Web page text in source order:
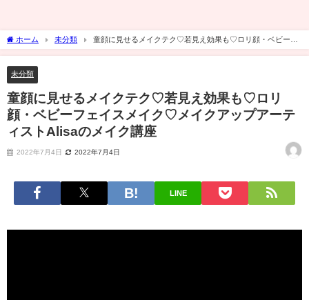
ホーム 未分類
童顔に見せるメイクテク♡若見え効果も♡ロリ顔・ベビーフ
ェイスメイク♡メイクアップアーティストAlisaのメイク講座
未分類
童顔に見せるメイクテク♡若見え効果も♡ロリ
顔・ベビーフェイスメイク♡メイクアップアーテ
ィストAlisaのメイク講座
2022年7月4日 2022年7月4日
LINE